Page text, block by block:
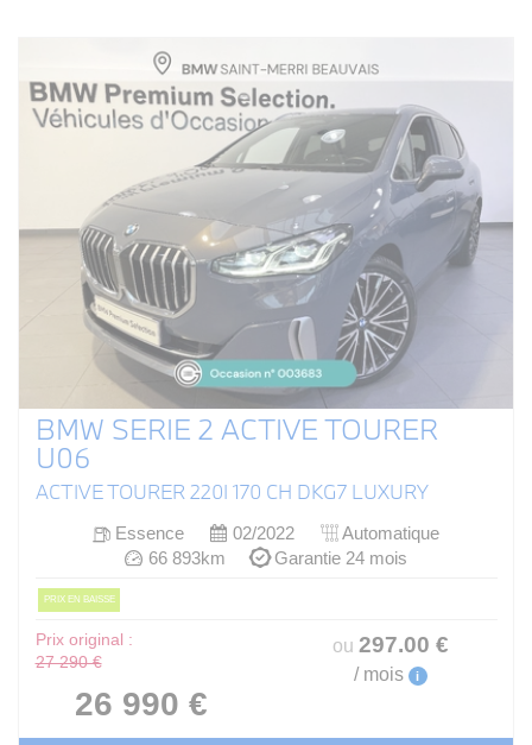
BMW SERIE 2 ACTIVE TOURER
U06
ACTIVE TOURER 220I 170 CH DKG7 LUXURY
Essence 02/2022
Automatique
66 893km
Garantie 24 mois
PRIX EN BAISSE
Prix original :
27 290 €
26 990 €
ou 297.00 €
/ mois i